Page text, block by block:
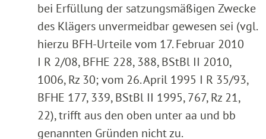
bei Erfüllung der satzungsmäßigen Zwecke
des Klägers unvermeidbar gewesen sei (vgl.
hierzu BFH-Urteile vom 17. Februar 2010
I R 2/08, BFHE 228, 388, BStBl II 2010,
1006, Rz 30; vom 26. April 1995 I R 35/93,
BFHE 177, 339, BStBl II 1995, 767, Rz 21,
22), trifft aus den oben unter aa und bb
genannten Gründen nicht zu.